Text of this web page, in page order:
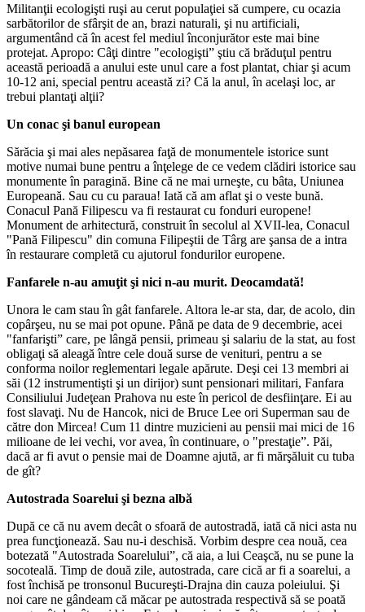
Militanţii ecologişti ruşi au cerut populaţiei să cumpere, cu ocazia
sarbătorilor de sfârşit de an, brazi naturali, şi nu artificiali,
argumentând că în acest fel mediul înconjurător este mai bine
protejat. Apropo: Câţi dintre "ecologişti” ştiu că brăduţul pentru
această perioadă a anului este unul care a fost plantat, chiar şi acum
10-12 ani, special pentru această zi? Că la anul, în acelaşi loc, ar
trebui plantaţi alţii?
Un conac şi banul european
Sărăcia şi mai ales nepăsarea faţă de monumentele istorice sunt
motive numai bune pentru a înţelege de ce vedem clădiri istorice sau
monumente în paragină. Bine că ne mai urneşte, cu bâta, Uniunea
Europeană. Sau cu cu paraua! Iată că am aflat şi o veste bună.
Conacul Pană Filipescu va fi restaurat cu fonduri europene!
Monument de arhitectură, construit în secolul al XVII-lea, Conacul
"Pană Filipescu" din comuna Filipeştii de Târg are şansa de a intra
în restaurare completă cu ajutorul fondurilor europene.
Fanfarele n-au amuţit şi nici n-au murit. Deocamdată!
Unora le cam stau în gât fanfarele. Altora le-ar sta, dar, de acolo, din
copârşeu, nu se mai pot opune. Până pe data de 9 decembrie, acei
"fanfarişti” care, pe lângă pensii, primeau şi salariu de la stat, au fost
obligaţi să aleagă între cele două surse de venituri, pentru a se
conforma noilor reglementari legale apărute. Deşi cei 13 membri ai
săi (12 instrumentişti şi un dirijor) sunt pensionari militari, Fanfara
Consiliului Judeţean Prahova nu este în pericol de desfiinţare. Ei au
fost slavaţi. Nu de Hancok, nici de Bruce Lee ori Superman sau de
către don Mircea! Cum 11 dintre muzicieni au pensii mai mici de 16
milioane de lei vechi, vor avea, în continuare, o "prestaţie”. Păi,
dacă ar fi avut o pensie mai de Doamne ajută, ar fi mărşăluit cu tuba
de gît?
Autostrada Soarelui şi bezna albă
După ce că nu avem decât o sfoară de autostradă, iată că nici asta nu
prea funcţionează. Sau nu-i deschisă. Vorbim despre cea nouă, cea
botezată "Autostrada Soarelului”, că aia, a lui Ceaşcă, nu se pune la
socoteală. Timp de două zile, autostrada, care cică ar fi a soarelui, a
fost închisă pe tronsonul Bucureşti-Drajna din cauza poleiului. Şi
noi care ne gândeam că măcar pe autostrada respectivă să se poată